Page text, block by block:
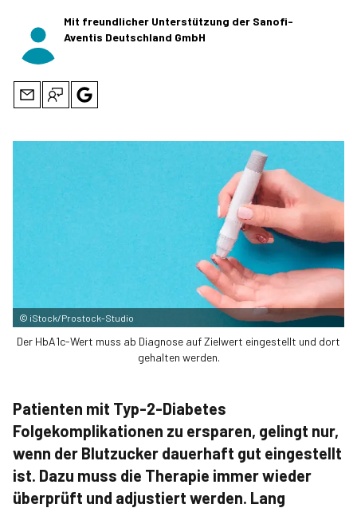
Mit freundlicher Unterstützung der Sanofi-
Aventis Deutschland GmbH
© iStock/Prostock-Studio
Der HbA1c-Wert muss ab Diagnose auf Zielwert eingestellt und dort
gehalten werden.
Patienten mit Typ-2-Diabetes
Folgekomplikationen zu ersparen, gelingt nur,
wenn der Blutzucker dauerhaft gut eingestellt
ist. Dazu muss die Therapie immer wieder
überprüft und adjustiert werden. Lang